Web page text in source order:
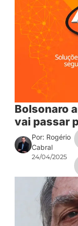
Bolsonaro
vai passar
Por: Rogério
Cabral
24/04/2025